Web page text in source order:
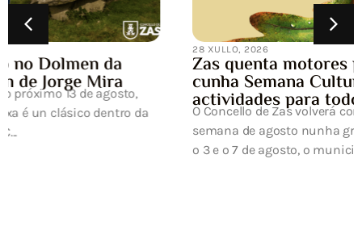
Zas quenta motores para a Carballeira
cunha Semana Cultural chea de
actividades para todos os públicos
O Concello de Zas volverá converter a primeira
semana de agosto nunha gran festa da cultura. Entre
o 3 e o 7 de agosto, o municipi...